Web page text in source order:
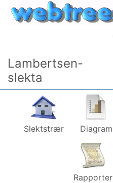
Lambertsen-
slekta
Slektstrær Diagram
Rapporter